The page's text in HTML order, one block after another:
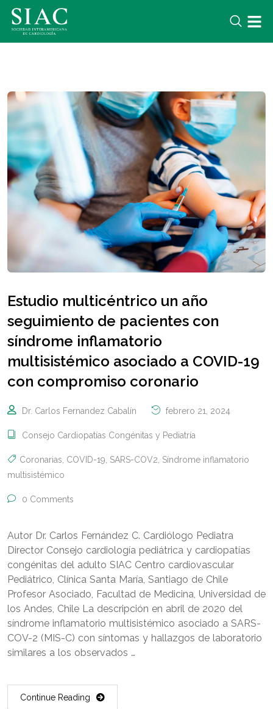
Estudio multicéntrico un año
seguimiento de pacientes con
síndrome inflamatorio
multisistémico asociado a COVID-19
con compromiso coronario
Dr. Carlos Fernandez Cabalín febrero 21, 2024
Consejo Cardiopatías Congénitas y Pediatría
Coronarias COVID-19 SARS-COV2 Síndrome inflamatorio
multisistémico
0 Comments
Autor Dr. Carlos Fernández C. Cardiólogo Pediatra
Director Consejo cardiología pediátrica y cardiopatías
congénitas del adulto SIAC Centro cardiovascular
Pediátrico, Clínica Santa María, Santiago de Chile
Profesor Asociado, Facultad de Medicina, Universidad de
los Andes, Chile La descripción en abril de 2020 del
síndrome inflamatorio multisistémico asociado a SARS-
COV-2 (MIS-C) con síntomas y hallazgos de laboratorio
similares a los observados …
Continue Reading